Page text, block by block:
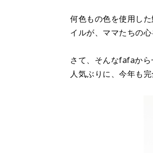
何色もの色を使用し
イルが、ママたちの心
さて、そんなfafaか
人気ぶりに、今年も